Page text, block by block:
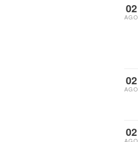
02
AGO
02
AGO
02